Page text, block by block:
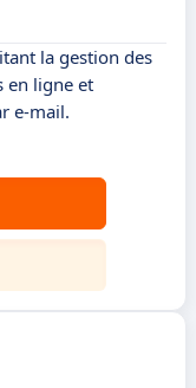
la gestion des
en ligne et
e-mail.